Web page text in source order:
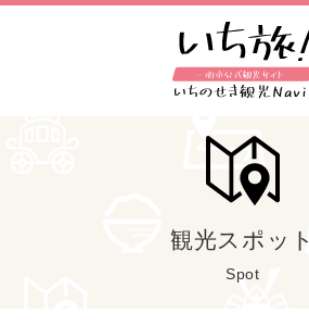
観光スポット
Spot